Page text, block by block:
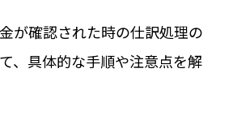
が確認された時の仕訳処理の
、具体的な手順や注意点を解